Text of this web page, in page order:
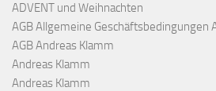
ADVENT und Weihnachten
AGB Allgemeine Geschäftsbedingungen
AGB Andreas Klamm
Andreas Klamm
Andreas Klamm